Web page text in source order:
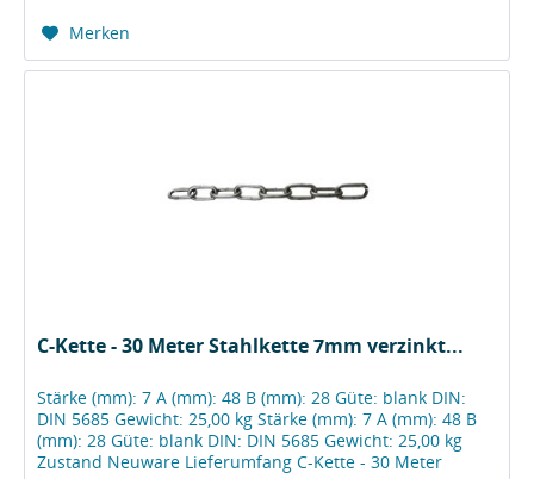
Merken
C-Kette - 30 Meter Stahlkette 7mm verzinkt...
Stärke (mm): 7 A (mm): 48 B (mm): 28 Güte: blank DIN:
DIN 5685 Gewicht: 25,00 kg Stärke (mm): 7 A (mm): 48 B
(mm): 28 Güte: blank DIN: DIN 5685 Gewicht: 25,00 kg
Zustand Neuware Lieferumfang C-Kette - 30 Meter